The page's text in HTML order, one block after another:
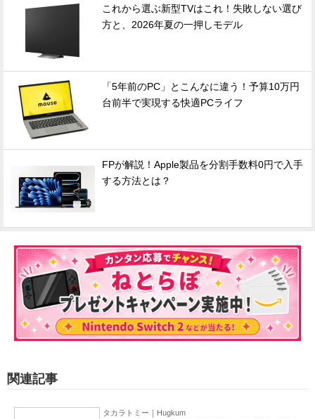
これから選ぶ新型TVはこれ！失敗しない選び
方と、2026年夏の一押しモデル
「5年前のPC」とこんなに違う！予算10万円
台前半で実現する快適PCライフ
FPが解説！Apple製品を分割手数料0円で入手
する方法とは？
関連記事
タカラトミー｜Hugkum